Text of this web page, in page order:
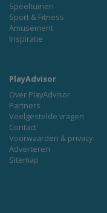
Speeltuinen
Sport & Fitness
Amusement
Inspiratie
PlayAdvisor
Over PlayAdvisor
Partners
Veelgestelde vragen
Contact
Voorwaarden & privacy
Adverteren
Sitemap